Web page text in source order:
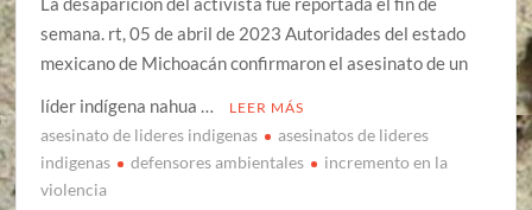
semana. rt, 05 de abril de 2023 Autoridades del estado
mexicano de Michoacán confirmaron el asesinato de un
líder indígena nahua …
LEER MÁS
asesinato de lideres indigenas
asesinatos de lideres
indigenas
defensores ambientales
incremento en la
violencia